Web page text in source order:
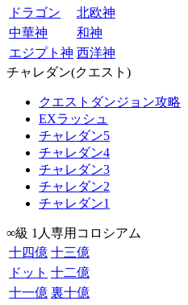
ドラゴン
北欧神
中華神
和神
エジプト神 西洋神
チャレダン(クエスト)
クエストダンジョン攻略
EXラッシュ
チャレダン5
チャレダン4
チャレダン3
チャレダン2
チャレダン1
∞級 1人専用コロシアム
十四億 十三億
ドット 十二億
十一億 裏十億